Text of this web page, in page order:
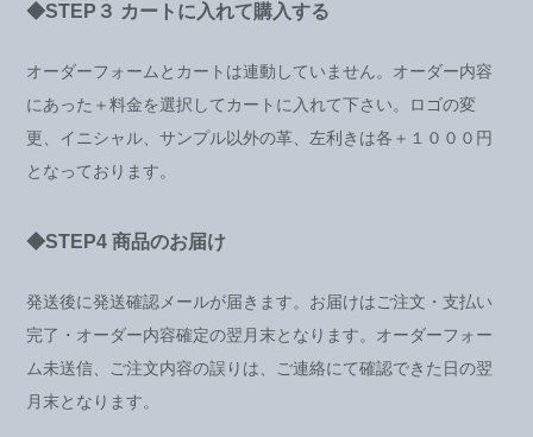
◆STEP３ カートに入れて購入する
オーダーフォームとカートは連動していません。オーダー内容
にあった＋料金を選択してカートに入れて下さい。ロゴの変
更、イニシャル、サンプル以外の革、左利きは各＋１０００円
となっております。
◆STEP4 商品のお届け
発送後に発送確認メールが届きます。お届けはご注文・支払い
完了・オーダー内容確定の翌月末となります。オーダーフォー
ム未送信、ご注文内容の誤りは、ご連絡にて確認できた日の翌
月末となります。